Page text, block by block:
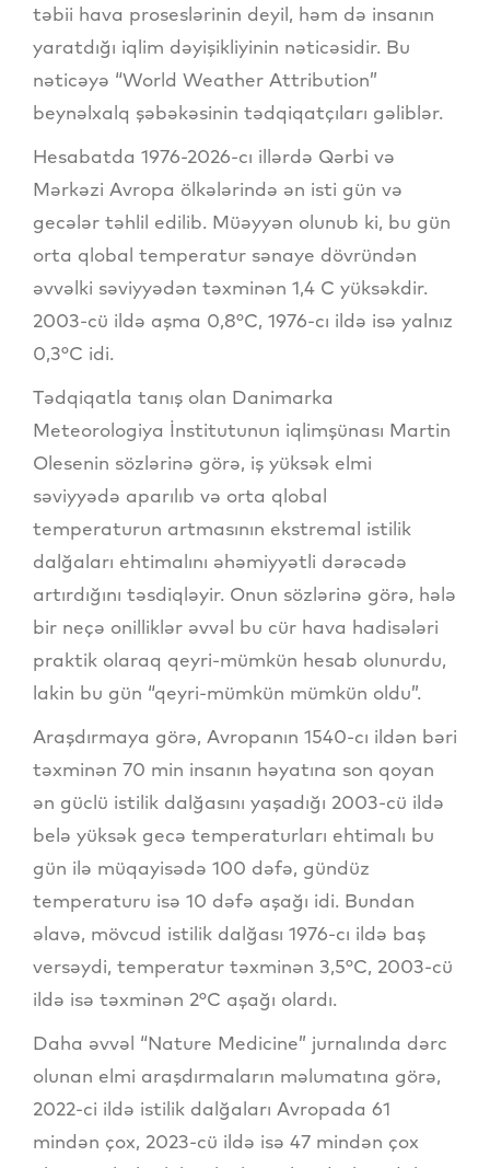
təbii hava proseslərinin deyil, həm də insanın
yaratdığı iqlim dəyişikliyinin nəticəsidir. Bu
nəticəyə “World Weather Attribution”
beynəlxalq şəbəkəsinin tədqiqatçıları gəliblər.
Hesabatda 1976-2026-cı illərdə Qərbi və
Mərkəzi Avropa ölkələrində ən isti gün və
gecələr təhlil edilib. Müəyyən olunub ki, bu gün
orta qlobal temperatur sənaye dövründən
əvvəlki səviyyədən təxminən 1,4 C yüksəkdir.
2003-cü ildə aşma 0,8°C, 1976-cı ildə isə yalnız
0,3°C idi.
Tədqiqatla tanış olan Danimarka
Meteorologiya İnstitutunun iqlimşünası Martin
Olesenin sözlərinə görə, iş yüksək elmi
səviyyədə aparılıb və orta qlobal
temperaturun artmasının ekstremal istilik
dalğaları ehtimalını əhəmiyyətli dərəcədə
artırdığını təsdiqləyir. Onun sözlərinə görə, hələ
bir neçə onilliklər əvvəl bu cür hava hadisələri
praktik olaraq qeyri-mümkün hesab olunurdu,
lakin bu gün “qeyri-mümkün mümkün oldu”.
Araşdırmaya görə, Avropanın 1540-cı ildən bəri
təxminən 70 min insanın həyatına son qoyan
ən güclü istilik dalğasını yaşadığı 2003-cü ildə
belə yüksək gecə temperaturları ehtimalı bu
gün ilə müqayisədə 100 dəfə, gündüz
temperaturu isə 10 dəfə aşağı idi. Bundan
əlavə, mövcud istilik dalğası 1976-cı ildə baş
versəydi, temperatur təxminən 3,5°C, 2003-cü
ildə isə təxminən 2°C aşağı olardı.
Daha əvvəl “Nature Medicine” jurnalında dərc
olunan elmi araşdırmaların məlumatına görə,
2022-ci ildə istilik dalğaları Avropada 61
mindən çox, 2023-cü ildə isə 47 mindən çox